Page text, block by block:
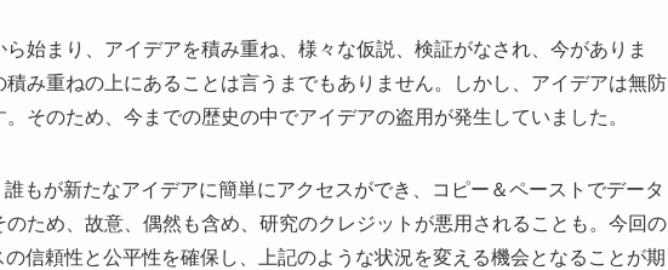
始まり、アイデアを積み重ね、様々な仮説、検証がなされ、今がありま
み重ねの上にあることは言うまでもありません。しかし、アイデアは無防
そのため、今までの歴史の中でアイデアの盗用が発生していました。
もが新たなアイデアに簡単にアクセスができ、コピー＆ペーストでデータ
ため、故意、偶然も含め、研究のクレジットが悪用されることも。今回の
信頼性と公平性を確保し、上記のような状況を変える機会となることが期